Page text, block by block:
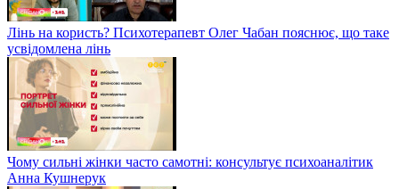
Лінь на користь? Психотерапевт Олег Чабан пояснює, що таке
усвідомлена лінь
Чому сильні жінки часто самотні: консультує психоаналітик
Анна Кушнерук